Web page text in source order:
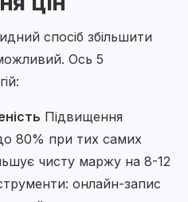
спосіб збільшити
Ось 5
Підвищення
80% при тих самих
чисту маржу на 8-12
онлайн-запис